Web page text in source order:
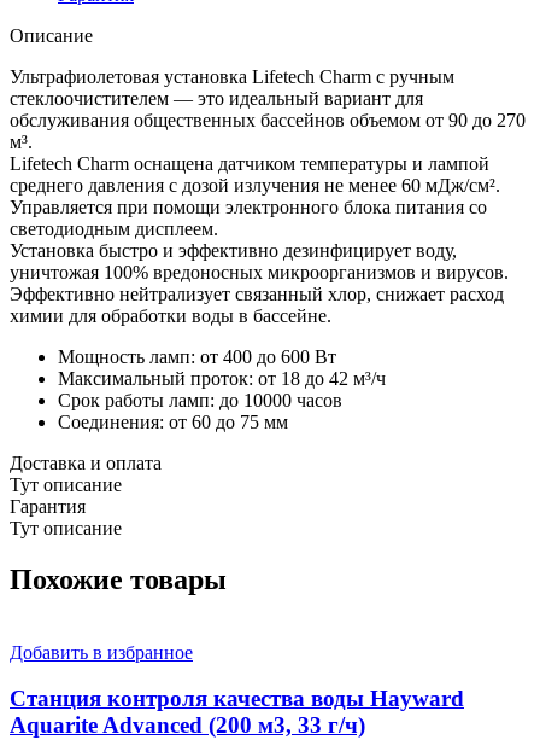
очистка
Описание
Ультрафиолетовая установка Lifetech Charm с ручным
стеклоочистителем — это идеальный вариант для
обслуживания общественных бассейнов объемом от 90 до 270
м³.
Lifetech Charm оснащена датчиком температуры и лампой
среднего давления с дозой излучения не менее 60 мДж/см².
Управляется при помощи электронного блока питания со
светодиодным дисплеем.
Установка быстро и эффективно дезинфицирует воду,
уничтожая 100% вредоносных микроорганизмов и вирусов.
Эффективно нейтрализует связанный хлор, снижает расход
химии для обработки воды в бассейне.
Мощность ламп: от 400 до 600 Вт
Максимальный проток: от 18 до 42 м³/ч
Срок работы ламп: до 10000 часов
Соединения: от 60 до 75 мм
Доставка и оплата
Тут описание
Гарантия
Тут описание
Похожие товары
Добавить в избранное
Станция контроля качества воды Hayward
Aquarite Advanced (200 м3, 33 г/ч)